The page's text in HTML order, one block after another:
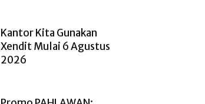
Kantor Kita Gunakan
Xendit Mulai 6 Agustus
2026